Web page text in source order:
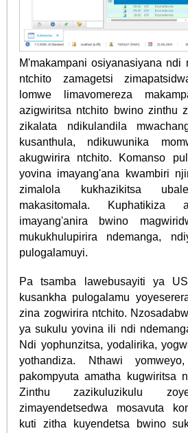
M'makampani osiyanasiyana ndi
ntchito zamagetsi
lomwe limavomereza
azigwiritsa ntchito bwino zinthu
zikalata ndikulandila
kusanthula, ndikuwunika
akugwirira ntchito. Komanso
yovina imayang'ana kwambiri
zimalola kukhazikitsa
makasitomala. Kuphatikiza
imayang'anira bwino
mukukhulupirira ndemanga,
pulogalamuyi.
Pa tsamba lawebusayiti ya
kusankha pulogalamu
zina zogwirira ntchito.
ya sukulu yovina ili ndi
Ndi yophunzitsa, yodalirika,
yothandiza. Nthawi
pakompyuta amatha kugwiritsa
Zinthu zazikuluzikulu
zimayendetsedwa mosavuta
kuti zitha kuyendetsa bwino